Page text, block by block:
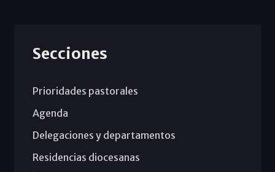
Secciones
Prioridades pastorales
Agenda
Delegaciones y departamentos
Residencias diocesanas